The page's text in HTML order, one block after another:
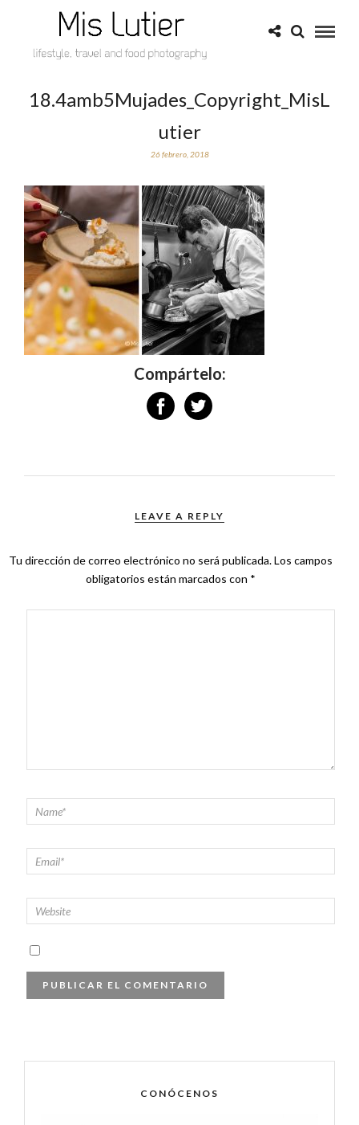
18.4amb5Mujades_Copyright_MisL
utier
26 febrero, 2018
Compártelo:
LEAVE A REPLY
Tu dirección de correo electrónico no será publicada.Los campos
obligatorios están marcados con *
CONÓCENOS